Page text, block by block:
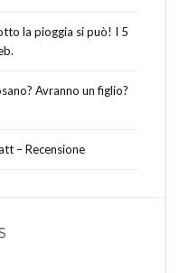
la pioggia si può! I 5
Avranno un figlio?
– Recensione